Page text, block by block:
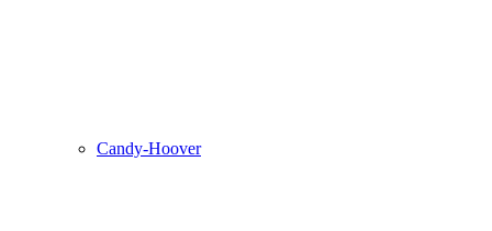
Candy-Hoover